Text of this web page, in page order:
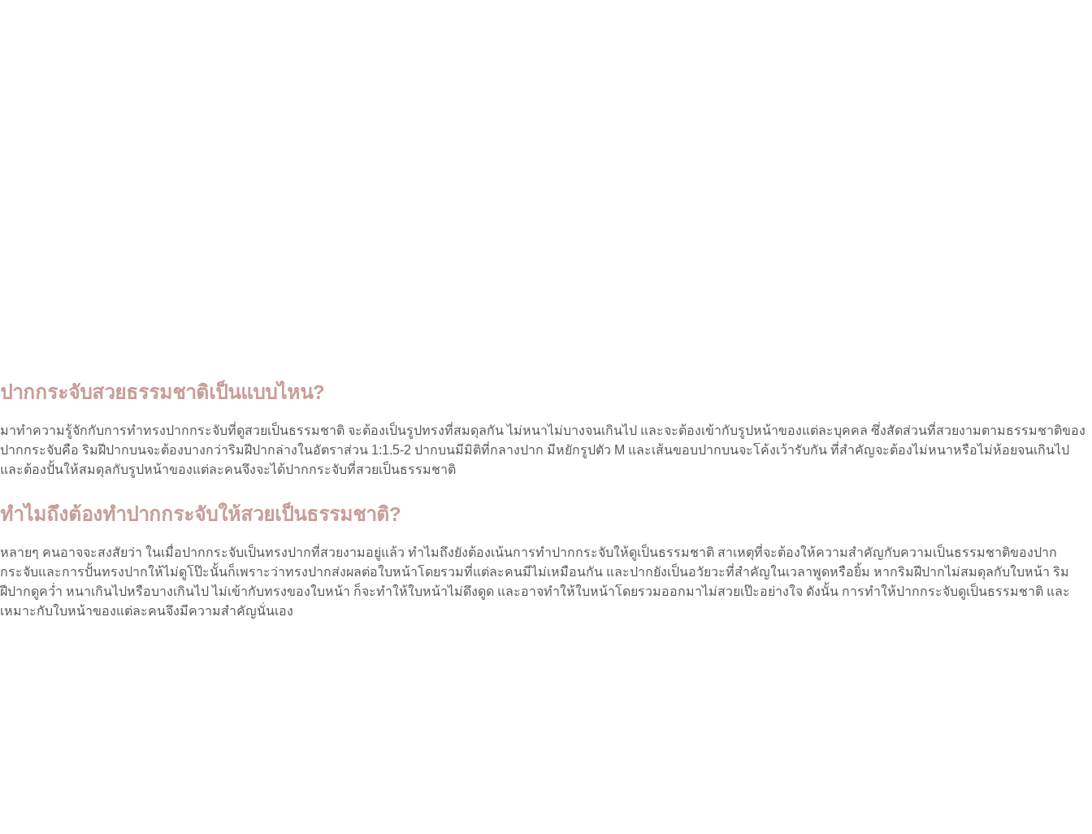
ปากกระจับสวยธรรมชาติเป็นแบบไหน?
มาทำความรู้จักกับการทำทรงปากกระจับที่ดูสวยเป็นธรรมชาติ จะต้องเป็นรูปทรงที่สมดุลกัน ไม่หนาไม่บางจนเกินไป และจะต้องเข้ากับรูปหน้าของแต่ละบุคคล ซึ่งสัดส่วนที่สวยงามตามธรรมชาติของ
ปากกระจับคือ ริมฝีปากบนจะต้องบางกว่าริมฝีปากล่างในอัตราส่วน 1:1.5-2 ปากบนมีมิติที่กลางปาก มีหยักรูปตัว M และเส้นขอบปากบนจะโค้งเว้ารับกัน ที่สำคัญจะต้องไม่หนาหรือไม่ห้อยจนเกินไป
และต้องปั้นให้สมดุลกับรูปหน้าของแต่ละคนจึงจะได้ปากกระจับที่สวยเป็นธรรมชาติ
ทำไมถึงต้องทำปากกระจับให้สวยเป็นธรรมชาติ?
หลายๆ คนอาจจะสงสัยว่า ในเมื่อปากกระจับเป็นทรงปากที่สวยงามอยู่แล้ว ทำไมถึงยังต้องเน้นการทำปากกระจับให้ดูเป็นธรรมชาติ สาเหตุที่จะต้องให้ความสำคัญกับความเป็นธรรมชาติของปาก
กระจับและการปั้นทรงปากให้ไม่ดูโป๊ะนั้นก็เพราะว่าทรงปากส่งผลต่อใบหน้าโดยรวมที่แต่ละคนมีไม่เหมือนกัน และปากยังเป็นอวัยวะที่สำคัญในเวลาพูดหรือยิ้ม หากริมฝีปากไม่สมดุลกับใบหน้า ริม
ฝีปากดูคว่ำ หนาเกินไปหรือบางเกินไป ไม่เข้ากับทรงของใบหน้า ก็จะทำให้ใบหน้าไม่ดึงดูด และอาจทำให้ใบหน้าโดยรวมออกมาไม่สวยเป๊ะอย่างใจ ดังนั้น การทำให้ปากกระจับดูเป็นธรรมชาติ และ
เหมาะกับใบหน้าของแต่ละคนจึงมีความสำคัญนั่นเอง